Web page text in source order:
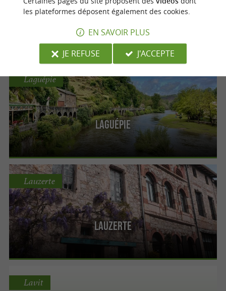
Lafrançaise
Laguépie
Laguépie
Lauzerte
Lauzerte
Lavit
les plateformes déposent également des cookies.
EN SAVOIR PLUS
JE REFUSE
J'ACCEPTE